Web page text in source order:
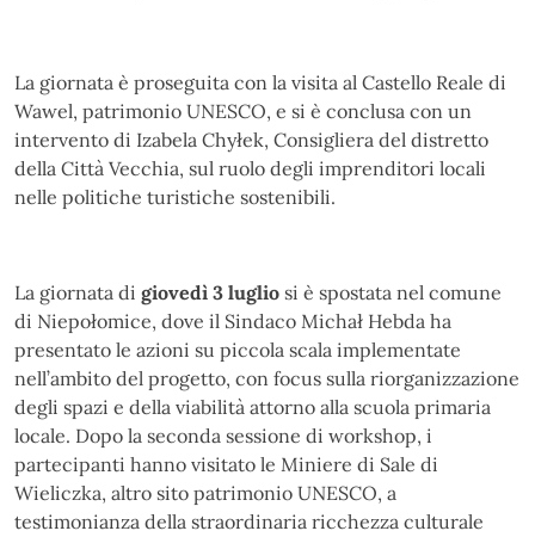
La giornata è proseguita con la visita al Castello Reale di
Wawel, patrimonio UNESCO, e si è conclusa con un
intervento di Izabela Chyłek, Consigliera del distretto
della Città Vecchia, sul ruolo degli imprenditori locali
nelle politiche turistiche sostenibili.
La giornata di giovedì 3 luglio si è spostata nel comune
di Niepołomice, dove il Sindaco Michał Hebda ha
presentato le azioni su piccola scala implementate
nell’ambito del progetto, con focus sulla riorganizzazione
degli spazi e della viabilità attorno alla scuola primaria
locale. Dopo la seconda sessione di workshop, i
partecipanti hanno visitato le Miniere di Sale di
Wieliczka, altro sito patrimonio UNESCO, a
testimonianza della straordinaria ricchezza culturale